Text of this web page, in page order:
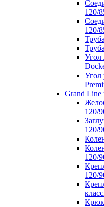
120/
120/
Угол
Угол
Grand Line
120/
120/
120/
120/